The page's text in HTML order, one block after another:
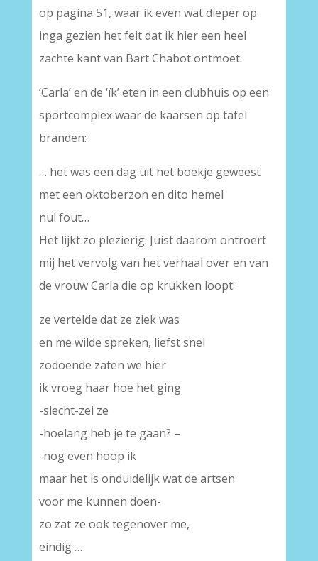
op pagina 51, waar ik even wat dieper op
inga gezien het feit dat ik hier een heel
zachte kant van Bart Chabot ontmoet.
‘Carla’ en de ‘ík’ eten in een clubhuis op een
sportcomplex waar de kaarsen op tafel
branden:
… het was een dag uit het boekje geweest
met een oktoberzon en dito hemel
nul fout…
Het lijkt zo plezierig. Juist daarom ontroert
mij het vervolg van het verhaal over en van
de vrouw Carla die op krukken loopt:
ze vertelde dat ze ziek was
en me wilde spreken, liefst snel
zodoende zaten we hier
ik vroeg haar hoe het ging
-slecht-zei ze
-hoelang heb je te gaan? –
-nog even hoop ik
maar het is onduidelijk wat de artsen
voor me kunnen doen-
zo zat ze ook tegenover me,
eindig …